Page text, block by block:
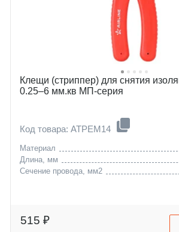
Клещи (стриппер) для снятия
0.25–6 мм.кв МП-серия
Код товара: ATPEM14
Материал
Длина, мм
Сечение провода, мм2
515 ₽